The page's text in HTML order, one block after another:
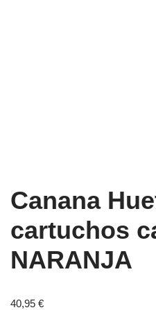
Canana
cartuchos
NARANJA
40,95 €